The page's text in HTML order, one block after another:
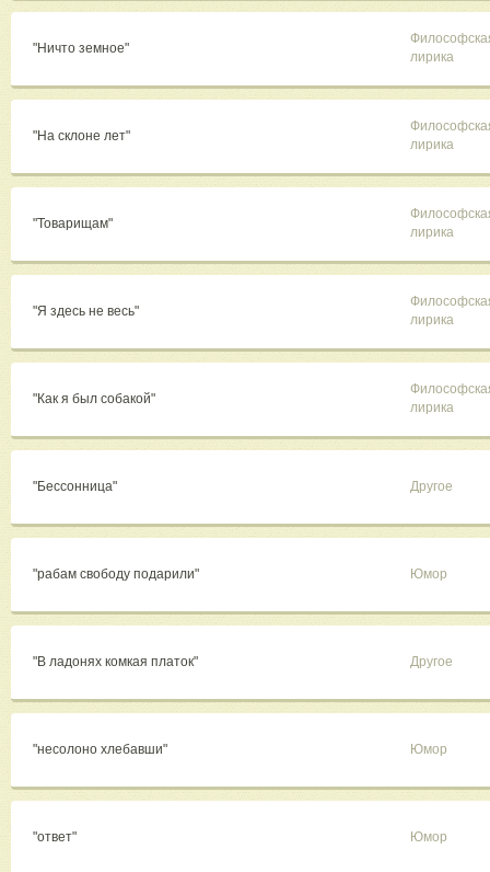
"Ничто земное"
лирика
"На склоне лет"
лирика
"Товарищам"
лирика
"Я здесь не весь"
лирика
"Как я был собакой"
лирика
"Бессонница" Другое
"рабам свободу подарили" Юмор
"В ладонях комкая платок" Другое
"несолоно хлебавши" Юмор
"ответ" Юмор